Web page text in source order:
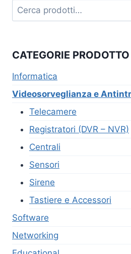
Cerca:
CATEGORIE PRODOTTO
Informatica
Videosorveglianza e
Telecamere
Registratori (DVR – NVR)
Centrali
Sensori
Sirene
Tastiere e Accessori
Software
Networking